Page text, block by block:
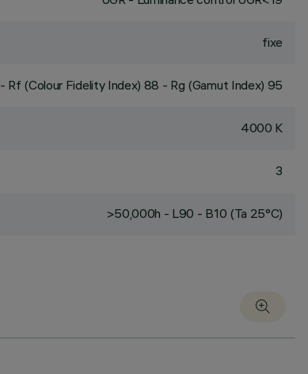
fixe
- Rf (Colour Fidelity Index) 88 - Rg (Gamut Index) 95
4000 K
3
>50,000h - L90 - B10 (Ta 25°C)